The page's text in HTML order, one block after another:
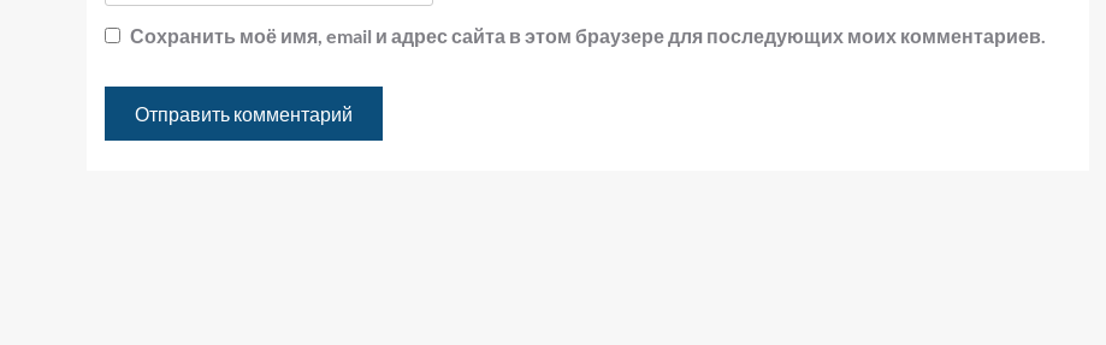
Сохранить моё имя, email и адрес сайта в этом браузере для последующих моих комментариев.